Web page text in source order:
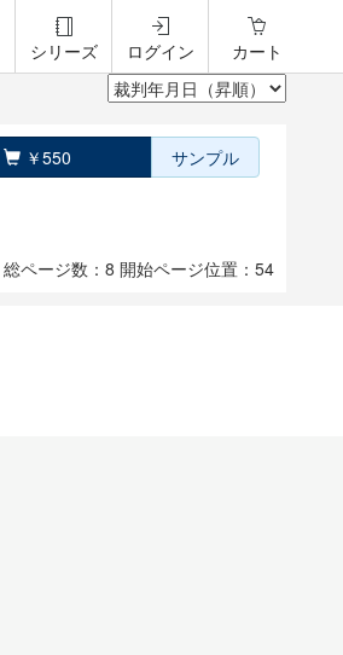
シリーズ ログイン カート
￥550
サンプル
総ページ数：8 開始ページ位置：54